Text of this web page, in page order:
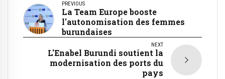
PREVIOUS
La Team Europe booste
l'autonomisation des femmes
burundaises
NEXT
L'Enabel Burundi soutient la
modernisation des ports du
pays